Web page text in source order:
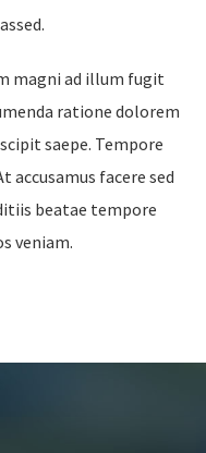
magni ad illum fugit
ratione dolorem
saepe. Tempore
accusamus facere sed
beatae tempore
veniam.